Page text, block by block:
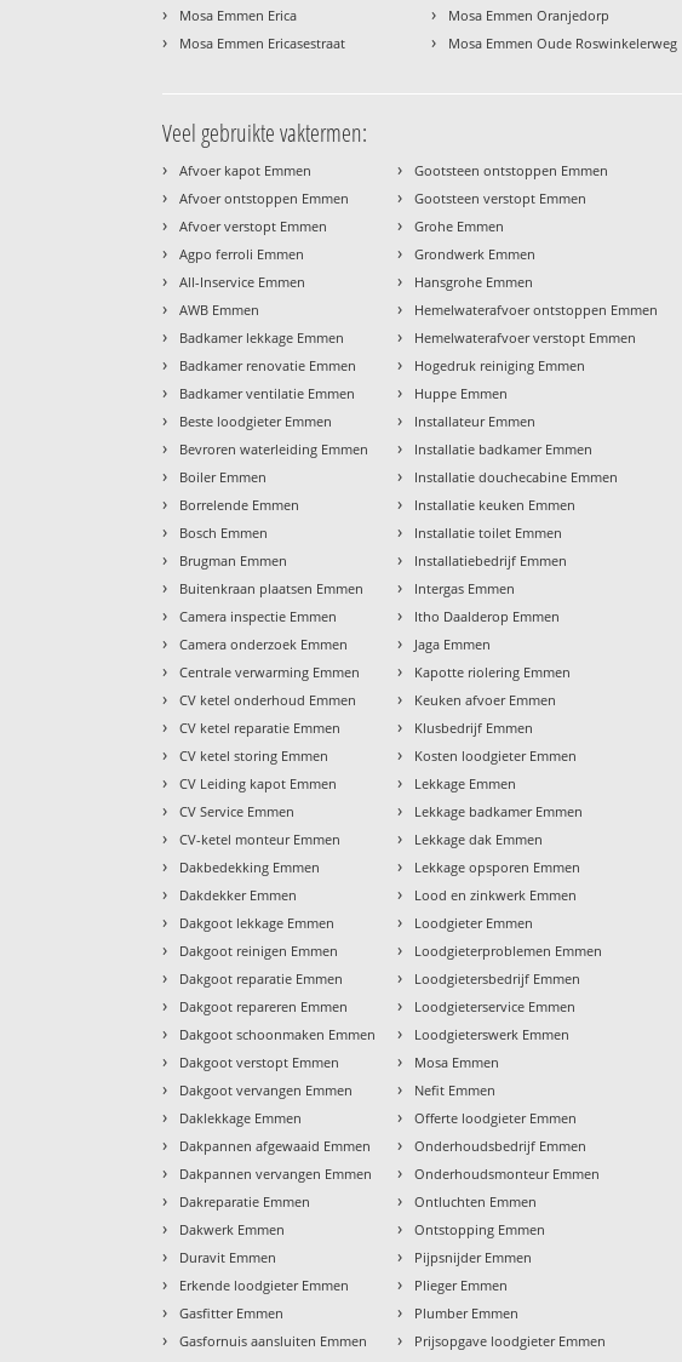
› Mosa Emmen Erica
› Mosa Emmen Ericasestraat
› Mosa Emmen Oranjedorp
› Mosa Emmen Oude Roswinkelerweg
Veel gebruikte vaktermen:
› Afvoer kapot Emmen
› Afvoer ontstoppen Emmen
› Afvoer verstopt Emmen
› Agpo ferroli Emmen
› All-Inservice Emmen
› AWB Emmen
› Badkamer lekkage Emmen
› Badkamer renovatie Emmen
› Badkamer ventilatie Emmen
› Beste loodgieter Emmen
› Bevroren waterleiding Emmen
› Boiler Emmen
› Borrelende Emmen
› Bosch Emmen
› Brugman Emmen
› Buitenkraan plaatsen Emmen
› Camera inspectie Emmen
› Camera onderzoek Emmen
› Centrale verwarming Emmen
› CV ketel onderhoud Emmen
› CV ketel reparatie Emmen
› CV ketel storing Emmen
› CV Leiding kapot Emmen
› CV Service Emmen
› CV-ketel monteur Emmen
› Dakbedekking Emmen
› Dakdekker Emmen
› Dakgoot lekkage Emmen
› Dakgoot reinigen Emmen
› Dakgoot reparatie Emmen
› Dakgoot repareren Emmen
› Dakgoot schoonmaken Emmen
› Dakgoot verstopt Emmen
› Dakgoot vervangen Emmen
› Daklekkage Emmen
› Dakpannen afgewaaid Emmen
› Dakpannen vervangen Emmen
› Dakreparatie Emmen
› Dakwerk Emmen
› Duravit Emmen
› Erkende loodgieter Emmen
› Gasfitter Emmen
› Gasfornuis aansluiten Emmen
› Gootsteen ontstoppen Emmen
› Gootsteen verstopt Emmen
› Grohe Emmen
› Grondwerk Emmen
› Hansgrohe Emmen
› Hemelwaterafvoer ontstoppen Emmen
› Hemelwaterafvoer verstopt Emmen
› Hogedruk reiniging Emmen
› Huppe Emmen
› Installateur Emmen
› Installatie badkamer Emmen
› Installatie douchecabine Emmen
› Installatie keuken Emmen
› Installatie toilet Emmen
› Installatiebedrijf Emmen
› Intergas Emmen
› Itho Daalderop Emmen
› Jaga Emmen
› Kapotte riolering Emmen
› Keuken afvoer Emmen
› Klusbedrijf Emmen
› Kosten loodgieter Emmen
› Lekkage Emmen
› Lekkage badkamer Emmen
› Lekkage dak Emmen
› Lekkage opsporen Emmen
› Lood en zinkwerk Emmen
› Loodgieter Emmen
› Loodgieterproblemen Emmen
› Loodgietersbedrijf Emmen
› Loodgieterservice Emmen
› Loodgieterswerk Emmen
› Mosa Emmen
› Nefit Emmen
› Offerte loodgieter Emmen
› Onderhoudsbedrijf Emmen
› Onderhoudsmonteur Emmen
› Ontluchten Emmen
› Ontstopping Emmen
› Pijpsnijder Emmen
› Plieger Emmen
› Plumber Emmen
› Prijsopgave loodgieter Emmen